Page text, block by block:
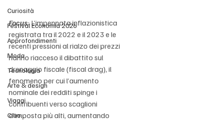
Curiosità
Festival Economia 2026
Approfondimenti
Moda
Tecnologia
Arte & design
Viaggi
Cibo
Focus: L’impennata inflazionistica
registrata tra il 2022 e il 2023 e le
recenti pressioni al rialzo dei prezzi
hanno riacceso il dibattito sul
drenaggio fiscale (fiscal drag), il
fenomeno per cui l’aumento
nominale dei redditi spinge i
contribuenti verso scaglioni
d’imposta più alti, aumentando